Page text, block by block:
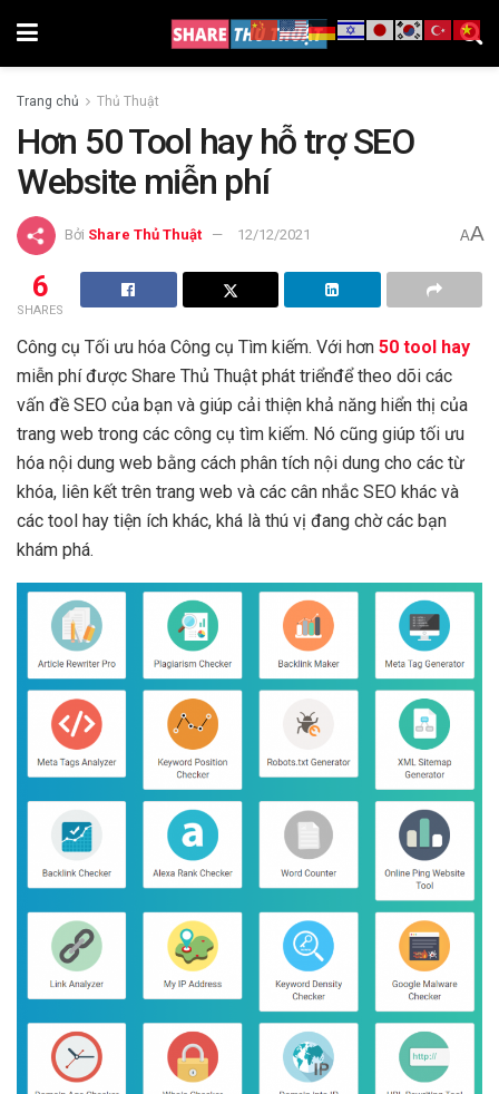
Trang chủ Thủ Thuật
Hơn 50 Tool hay hỗ trợ SEO
Website miễn phí
Bởi Share Thủ Thuật 12/12/2021 AA
6
SHARES
Công cụ Tối ưu hóa Công cụ Tìm kiếm. Với hơn 50 tool hay
miễn phí được Share Thủ Thuật phát triểnđể theo dõi các
vấn đề SEO của bạn và giúp cải thiện khả năng hiển thị của
trang web trong các công cụ tìm kiếm. Nó cũng giúp tối ưu
hóa nội dung web bằng cách phân tích nội dung cho các từ
khóa, liên kết trên trang web và các cân nhắc SEO khác và
các tool hay tiện ích khác, khá là thú vị đang chờ các bạn
khám phá.